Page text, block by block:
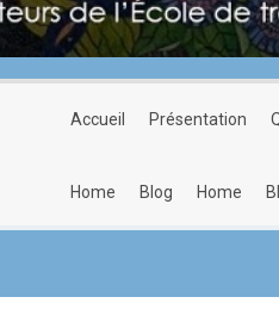
accueil présentation
home blog home